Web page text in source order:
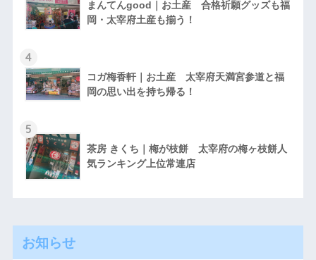
まんてんgood｜お土産 合格祈願グッズも福
岡・太宰府土産も揃う！
4
コガ梅香軒｜お土産 太宰府天満宮参道と福
岡の思い出を持ち帰る！
5
茶房 きくち｜梅が枝餅 太宰府の梅ヶ枝餅人
気ランキング上位常連店
お知らせ